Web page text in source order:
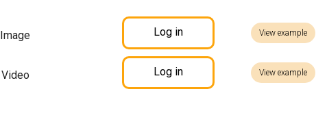
Image Log in View example
Video Log in View example